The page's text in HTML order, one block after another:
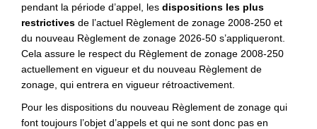
pendant la période d’appel, les dispositions les plus
restrictives de l’actuel Règlement de zonage 2008-250 et
du nouveau Règlement de zonage 2026-50 s’appliqueront.
Cela assure le respect du Règlement de zonage 2008-250
actuellement en vigueur et du nouveau Règlement de
zonage, qui entrera en vigueur rétroactivement.
Pour les dispositions du nouveau Règlement de zonage qui
font toujours l’objet d’appels et qui ne sont donc pas en